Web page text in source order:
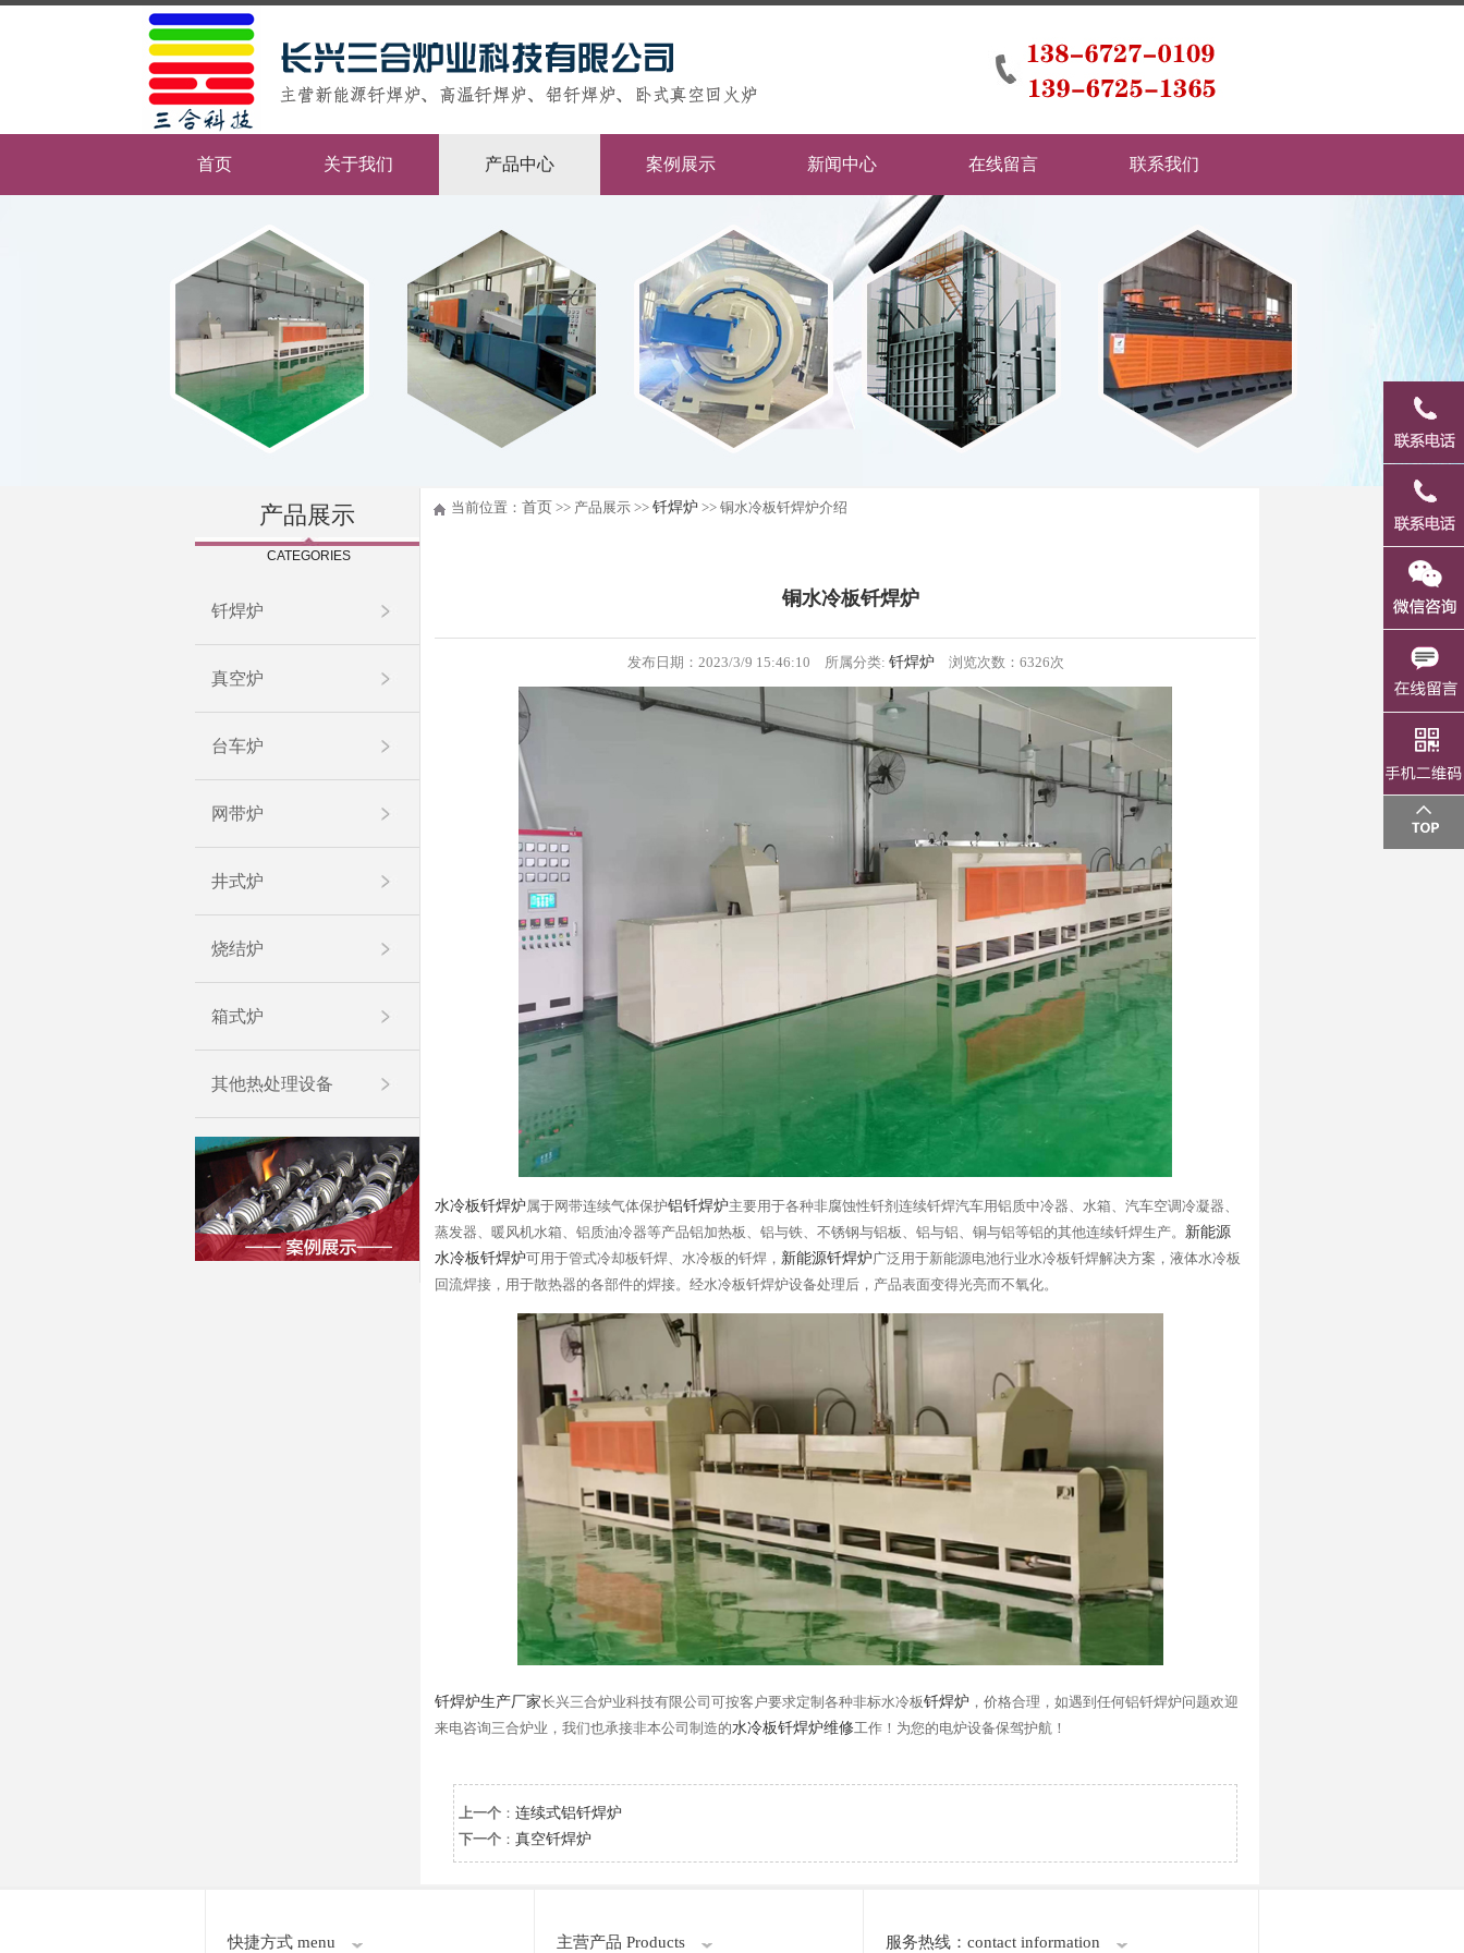
首页 关于我们 产品中心 案例展示 新闻中心 在线留言 联系我们
产品展示
CATEGORIES
钎焊炉
真空炉
台车炉
网带炉
井式炉
烧结炉
箱式炉
其他热处理设备
当前位置： 首页 >> 产品展示 >> 钎焊炉 >> 铜水冷板钎焊炉介绍
铜水冷板钎焊炉
发布日期：2023/3/9 15:46:10 所属分类: 钎焊炉 浏览次数：6326次
水冷板钎焊炉 属于网带连续气体保护铝钎焊炉主要用于各种非腐蚀性钎剂连续钎焊汽车用铝质中冷器、水箱、汽车空调冷凝器、
蒸发器、暖风机水箱、铝质油冷器等产品铝加热板、铝与铁、不锈钢与铝板、铝与铝、铜与铝等铝的其他连续钎焊生产。 新能源
水冷板钎焊炉可用于管式冷却板钎焊、水冷板的钎焊， 新能源钎焊炉广泛用于新能源电池行业水冷板钎焊解决方案，液体水冷板
回流焊接，用于散热器的各部件的焊接。经水冷板钎焊炉设备处理后，产品表面变得光亮而不氧化。
钎焊炉生产厂家长兴三合炉业科技有限公司可按客户要求定制各种非标水冷板钎焊炉 ，价格合理，如遇到任何铝钎焊炉问题欢迎
来电咨询三合炉业，我们也承接非本公司制造的水冷板钎焊炉维修工作！为您的电炉设备保驾护航！
上一个 ： 连续式铝钎焊炉
下一个 ： 真空钎焊炉
快捷方式 menu 主营产品 Products 服务热线：contact information